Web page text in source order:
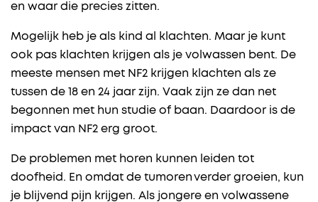
en waar die precies zitten.
Mogelijk heb je als kind al klachten. Maar je kunt
ook pas klachten krijgen als je volwassen bent. De
meeste mensen met NF2 krijgen klachten als ze
tussen de 18 en 24 jaar zijn. Vaak zijn ze dan net
begonnen met hun studie of baan. Daardoor is de
impact van NF2 erg groot.
De problemen met horen kunnen leiden tot
doofheid. En omdat de tumoren verder groeien, kun
je blijvend pijn krijgen. Als jongere en volwassene